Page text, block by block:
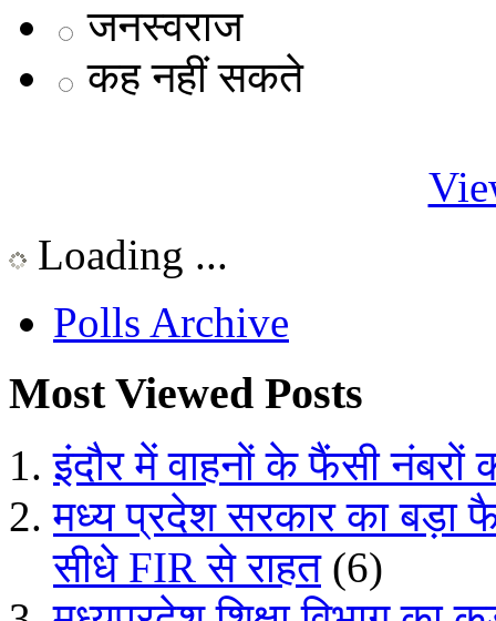
जनस्वराज
कह नहीं सकते
Loading ...
Polls Archive
Most Viewed Posts
इंदौर में वाहनों के फैंसी नंबरों
मध्य प्रदेश सरकार का बड़ा
सीधे FIR से राहत (6)